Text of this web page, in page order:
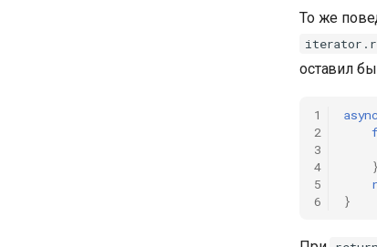
То же
оставил
1
2
3
4
5
6
async
}
}